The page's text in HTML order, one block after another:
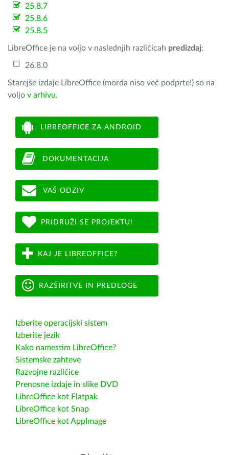
25.8.7
25.8.6
25.8.5
LibreOffice je na voljo v naslednjih različicah predizdaj:
26.8.0
Starejše izdaje LibreOffice (morda niso več podprte!) so na
voljo v arhivu.
LIBREOFFICE ZA ANDROID
DOKUMENTACIJA
VAŠ ODZIV
PRIDRUŽI SE PROJEKTU!
KAJ JE LIBREOFFICE?
RAZŠIRITVE IN PREDLOGE
Izberite operacijski sistem
Izberite jezik
Kako namestim LibreOffice?
Sistemske zahteve
Razvojne različice
Prenosne izdaje in slike DVD
LibreOffice kot Flatpak
LibreOffice kot Snap
LibreOffice kot AppImage